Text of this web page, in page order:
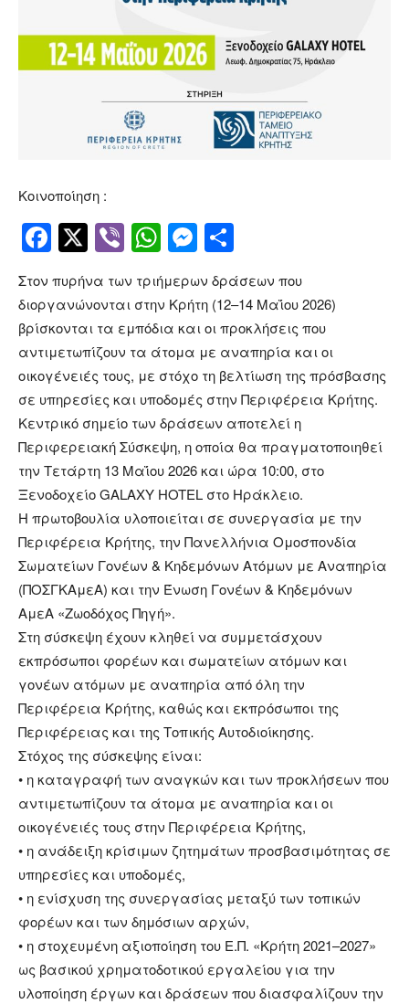
Κοινοποίηση :
Facebook
Twitter
ViberWhatsApp
Messenger
Στον πυρήνα των τριήμερων δράσεων που
διοργανώνονται στην Κρήτη (12–14 Μαΐου 2026)
βρίσκονται τα εμπόδια και οι προκλήσεις που
αντιμετωπίζουν τα άτομα με αναπηρία και οι
οικογένειές τους, με στόχο τη βελτίωση της πρόσβασης
σε υπηρεσίες και υποδομές στην Περιφέρεια Κρήτης.
Κεντρικό σημείο των δράσεων αποτελεί η
Περιφερειακή Σύσκεψη, η οποία θα πραγματοποιηθεί
την Τετάρτη 13 Μαΐου 2026 και ώρα 10:00, στο
Ξενοδοχείο GALAXY HOTEL στο Ηράκλειο.
Η πρωτοβουλία υλοποιείται σε συνεργασία με την
Περιφέρεια Κρήτης, την Πανελλήνια Ομοσπονδία
Σωματείων Γονέων & Κηδεμόνων Ατόμων με Αναπηρία
(ΠΟΣΓΚΑμεΑ) και την Ένωση Γονέων & Κηδεμόνων
ΑμεΑ «Ζωοδόχος Πηγή».
Στη σύσκεψη έχουν κληθεί να συμμετάσχουν
εκπρόσωποι φορέων και σωματείων ατόμων και
γονέων ατόμων με αναπηρία από όλη την
Περιφέρεια Κρήτης, καθώς και εκπρόσωποι της
Περιφέρειας και της Τοπικής Αυτοδιοίκησης.
Στόχος της σύσκεψης είναι:
• η καταγραφή των αναγκών και των προκλήσεων που
αντιμετωπίζουν τα άτομα με αναπηρία και οι
οικογένειές τους στην Περιφέρεια Κρήτης,
• η ανάδειξη κρίσιμων ζητημάτων προσβασιμότητας σε
υπηρεσίες και υποδομές,
• η ενίσχυση της συνεργασίας μεταξύ των τοπικών
φορέων και των δημόσιων αρχών,
• η στοχευμένη αξιοποίηση του Ε.Π. «Κρήτη 2021–2027»
ως βασικού χρηματοδοτικού εργαλείου για την
υλοποίηση έργων και δράσεων που διασφαλίζουν την